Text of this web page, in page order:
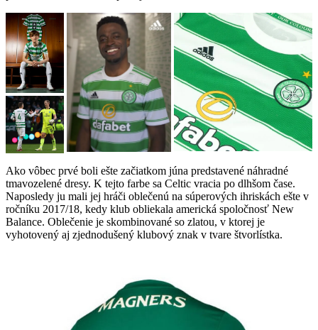
Ako vôbec prvé boli ešte začiatkom júna predstavené náhradné
tmavozelené dresy. K tejto farbe sa Celtic vracia po dlhšom čase.
Naposledy ju mali jej hráči oblečenú na súperových ihriskách ešte v
ročníku 2017/18, kedy klub obliekala americká spoločnosť New
Balance. Oblečenie je skombinované so zlatou, v ktorej je
vyhotovený aj zjednodušený klubový znak v tvare štvorlístka.